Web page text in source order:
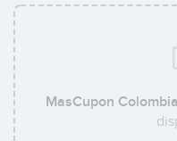
MasCupon Colombia